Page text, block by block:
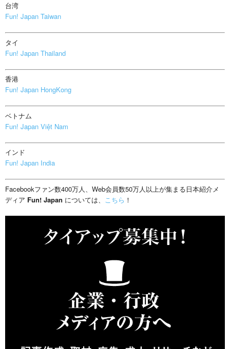
台湾
Fun! Japan Taiwan
タイ
Fun! Japan Thailand
香港
Fun! Japan HongKong
ベトナム
Fun! Japan Việt Nam
インド
Fun! Japan India
Facebookファン数400万人、Web会員数50万人以上が集まる日本紹介メ
ディア Fun! Japan については、 こちら ！